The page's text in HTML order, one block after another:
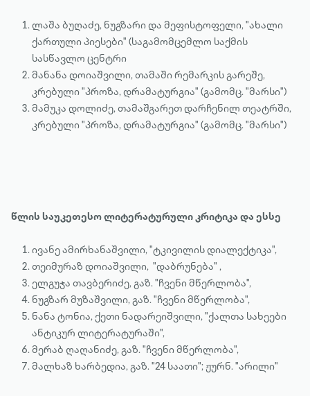
ლაშა ბუღაძე, ნუგზარი და მეფისტოფელი, "ახალი
ქართული პიესები" (საგამომცემლო საქმის
სასწავლო ცენტრი
მანანა დოიაშვილი, თამაში რემარკის გარეშე,
კრებული "პროზა, დრამატურგია" (გამომც. "მარსი")
მამუკა დოლიძე, თამაშგარეთ დარჩენილ თეატრში,
კრებული "პროზა, დრამატურგია" (გამომც. "მარსი")
წლის საუკეთესო ლიტერატურული კრიტიკა და ესსე
ივანე ამირხანაშვილი, "ტკივილის დიალექტიკა",
თეიმურაზ დოიაშვილი, "დაბრუნება" ,
ელგუჯა თავბერიძე, გაზ. "ჩვენი მწერლობა",
ნუგზარ მუზაშვილი, გაზ. "ჩვენი მწერლობა",
ნანა ტონია, ქეთი ნადარეიშვილი, "ქალთა სახეები
ანტიკურ ლიტერატურაში",
მერაბ ღაღანიძე, გაზ. "ჩვენი მწერლობა",
მალხაზ ხარბედია, გაზ. "24 საათი"; ჟურნ. "არილი"